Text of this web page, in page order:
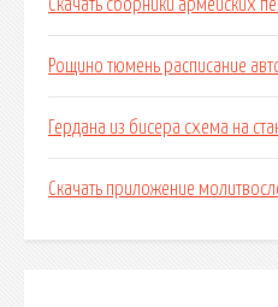
Скачать сборники армейских
Рощино тюмень расписание
Гердана из бисера схема на
Скачать приложение